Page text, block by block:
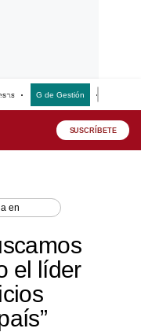
G de Gestión
SUSCRÍBETE
en
el líder